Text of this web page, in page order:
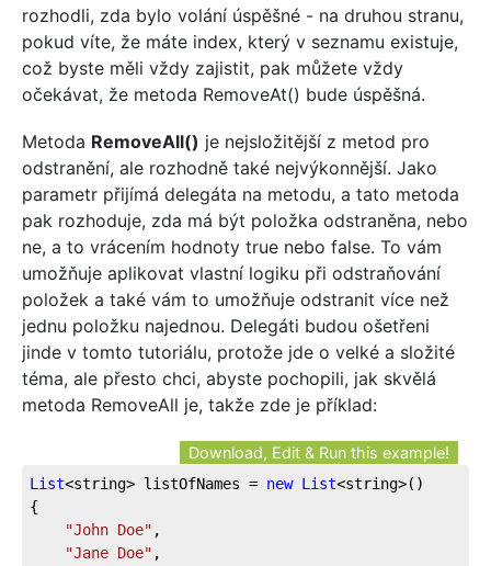
rozhodli, zda bylo volání úspěšné - na druhou stranu,
pokud víte, že máte index, který v seznamu existuje,
což byste měli vždy zajistit, pak můžete vždy
očekávat, že metoda RemoveAt() bude úspěšná.
Metoda RemoveAll() je nejsložitější z metod pro
odstranění, ale rozhodně také nejvýkonnější. Jako
parametr přijímá delegáta na metodu, a tato metoda
pak rozhoduje, zda má být položka odstraněna, nebo
ne, a to vrácením hodnoty true nebo false. To vám
umožňuje aplikovat vlastní logiku při odstraňování
položek a také vám to umožňuje odstranit více než
jednu položku najednou. Delegáti budou ošetřeni
jinde v tomto tutoriálu, protože jde o velké a složité
téma, ale přesto chci, abyste pochopili, jak skvělá
metoda RemoveAll je, takže zde je příklad:
Download, Edit & Run this example!
List<string> listOfNames = new List<string>()
{
"John Doe" ,
"Jane Doe" ,